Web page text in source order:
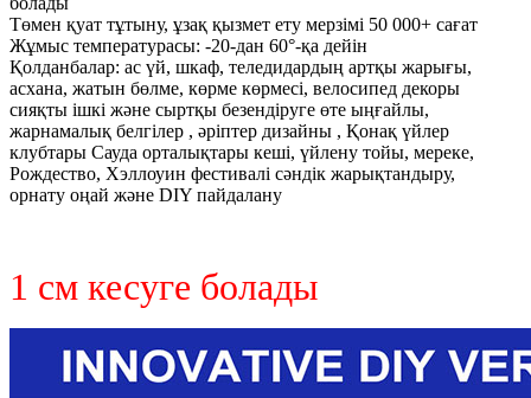
Төмен қуат тұтыну, ұзақ қызмет ету мерзімі 50 000+ сағат
Жұмыс температурасы: -20-дан 60°-қа дейін
Қолданбалар: ас үй, шкаф, теледидардың артқы жарығы,
асхана, жатын бөлме, көрме көрмесі, велосипед декоры
сияқты ішкі және сыртқы безендіруге өте ыңғайлы,
жарнамалық белгілер , әріптер дизайны , Қонақ үйлер
клубтары Сауда орталықтары кеші, үйлену тойы, мереке,
Рождество, Хэллоуин фестивалі сәндік жарықтандыру,
орнату оңай және DIY пайдалану
1 см кесуге болады